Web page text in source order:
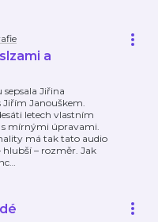
a
Jiřina
Jiřím Janouškem.
letech vlastním
s mírnými úpravami.
má tak tato audio
hlubší – rozměr. Jak
…